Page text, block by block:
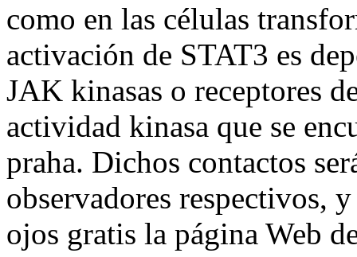
como en las células
activación de STAT3 es
JAK kinasas o receptores
actividad kinasa que se
praha. Dichos contactos
observadores respectivos,
ojos gratis la página Web